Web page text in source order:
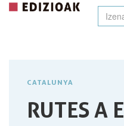
CATALUNYA
RUTES A